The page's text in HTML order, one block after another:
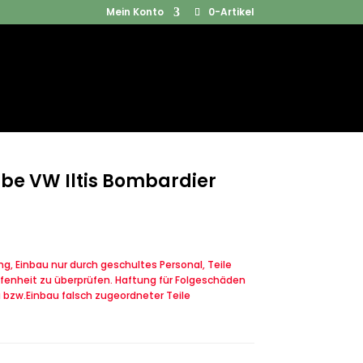
Mein Konto 0-Artikel
Products
VW Iltis Bombardier
Einbau nur durch geschultes Personal, Teile
zu überprüfen. Haftung für Folgeschäden
falsch zugeordneter Teile